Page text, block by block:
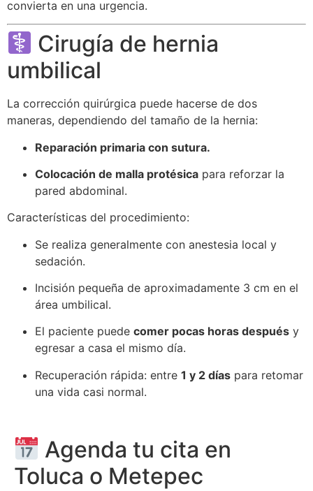
convierta en una urgencia.
Cirugía de hernia
umbilical
La corrección quirúrgica puede hacerse de dos
maneras, dependiendo del tamaño de la hernia:
Reparación primaria con sutura.
Colocación de malla protésica para reforzar la
pared abdominal.
Características del procedimiento:
Se realiza generalmente con anestesia local y
sedación.
Incisión pequeña de aproximadamente 3 cm en el
área umbilical.
El paciente puede comer pocas horas después y
egresar a casa el mismo día.
Recuperación rápida: entre 1 y 2 días para retomar
una vida casi normal.
Agenda tu cita en
Toluca o Metepec